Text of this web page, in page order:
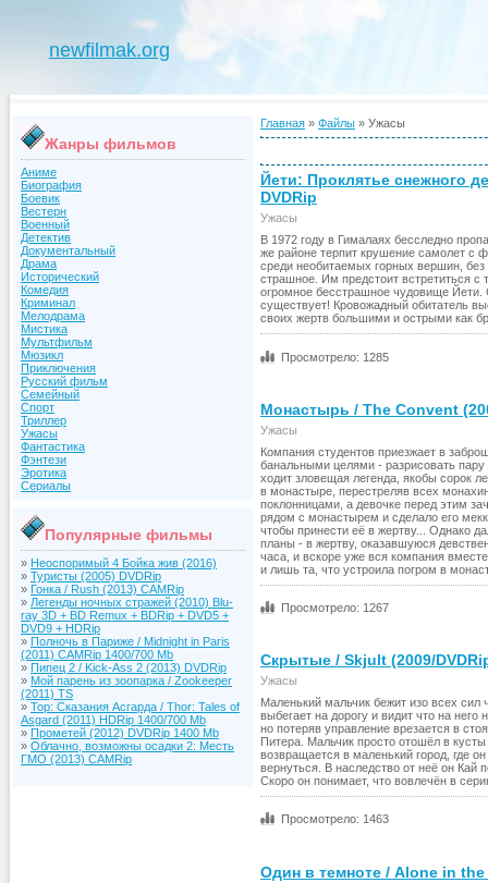
newfilmak.org
Жанры фильмов
Аниме
Биография
Боевик
Вестерн
Военный
Детектив
Документальный
Драма
Исторический
Комедия
Криминал
Мелодрама
Мистика
Мультфильм
Мюзикл
Приключения
Русский фильм
Семейный
Спорт
Триллер
Ужасы
Фантастика
Фэнтези
Эротика
Сериалы
Популярные фильмы
» Неоспоримый 4 Бойка жив (2016)
» Туристы (2005) DVDRip
» Гонка / Rush (2013) CAMRip
» Легенды ночных стражей (2010) Blu-
ray 3D + BD Remux + BDRip + DVD5 +
DVD9 + HDRip
» Полночь в Париже / Midnight in Paris
(2011) CAMRip 1400/700 Mb
» Пипец 2 / Kick-Ass 2 (2013) DVDRip
» Мой парень из зоопарка / Zookeeper
(2011) TS
» Тор: Сказания Асгарда / Thor: Tales of
Asgard (2011) HDRip 1400/700 Mb
» Прометей (2012) DVDRip 1400 Mb
» Облачно, возможны осадки 2: Месть
ГМО (2013) CAMRip
Главная » Файлы » Ужасы
Йети: Проклятье снежного
DVDRip
Ужасы
В 1972 году в Гималаях бесследно
же районе терпит крушение самолет с
среди необитаемых горных вершин,
страшное. Им предстоит встретиться с
огромное бесстрашное чудовище
существует! Кровожадный обитатель
своих жертв большими и острыми как
Просмотрело: 1285
Монастырь / The Convent
Ужасы
Компания студентов приезжает в
банальными целями - разрисовать
ходит зловещая легенда, якобы сорок
в монастыре, перестреляв всех
поклонницами, а девочке перед этим
рядом с монастырем и сделало его
чтобы принести её в жертву... Однако
планы - в жертву, оказавшуюся
часа, и вскоре уже вся компания
и лишь та, что устроила погром в
Просмотрело: 1267
Скрытые / Skjult (2009/
Ужасы
Маленький мальчик бежит изо всех
выбегает на дорогу и видит что на него
но потеряв управление врезается в
Питера. Мальчик просто отошёл в
возвращается в маленький город, где
вернуться. В наследство от неё он
Скоро он понимает, что вовлечён в
Просмотрело: 1463
Один в темноте / Alone in the